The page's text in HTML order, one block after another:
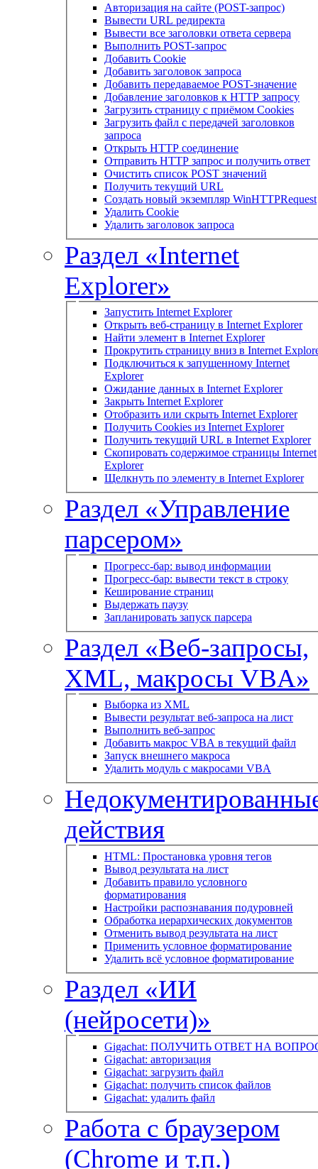
Авторизация на сайте (POST-запрос)
Вывести URL редиректа
Вывести все заголовки ответа сервера
Выполнить POST-запрос
Добавить Cookie
Добавить заголовок запроса
Добавить передаваемое POST-значение
Добавление заголовков к HTTP запросу
Загрузить страницу с приёмом Cookies
Загрузить файл с передачей заголовков
запроса
Открыть HTTP соединение
Отправить HTTP запрос и получить ответ
Очистить список POST значений
Получить текущий URL
Создать новый экземпляр WinHTTPRequest
Удалить Cookie
Удалить заголовок запроса
Раздел «Internet
Explorer»
Запустить Internet Explorer
Открыть веб-страницу в Internet Explorer
Найти элемент в Internet Explorer
Прокрутить страницу вниз в Internet
Подключиться к запущенному Internet
Explorer
Ожидание данных в Internet Explorer
Закрыть Internet Explorer
Отобразить или скрыть Internet Explorer
Получить Cookies из Internet Explorer
Получить текущий URL в Internet Explorer
Скопировать содержимое страницы Internet
Explorer
Щелкнуть по элементу в Internet Explorer
Раздел «Управление
парсером»
Прогресс-бар: вывод информации
Прогресс-бар: вывести текст в строку
Кеширование страниц
Выдержать паузу
Запланировать запуск парсера
Раздел «Веб-запросы,
XML, макросы VBA»
Выборка из XML
Вывести результат веб-запроса на лист
Выполнить веб-запрос
Добавить макрос VBA в текущий файл
Запуск внешнего макроса
Удалить модуль с макросами VBA
действия
HTML: Простановка уровня тегов
Вывод результата на лист
Добавить правило условного
форматирования
Настройки распознавания подуровней
Обработка иерархических документов
Отменить вывод результата на лист
Применить условное форматирование
Удалить всё условное форматирование
Раздел «ИИ
(нейросети)»
Gigachat: ПОЛУЧИТЬ ОТВЕТ НА
Gigachat: авторизация
Gigachat: загрузить файл
Gigachat: получить список файлов
Gigachat: удалить файл
Работа с браузером
(Chrome и т.п.)